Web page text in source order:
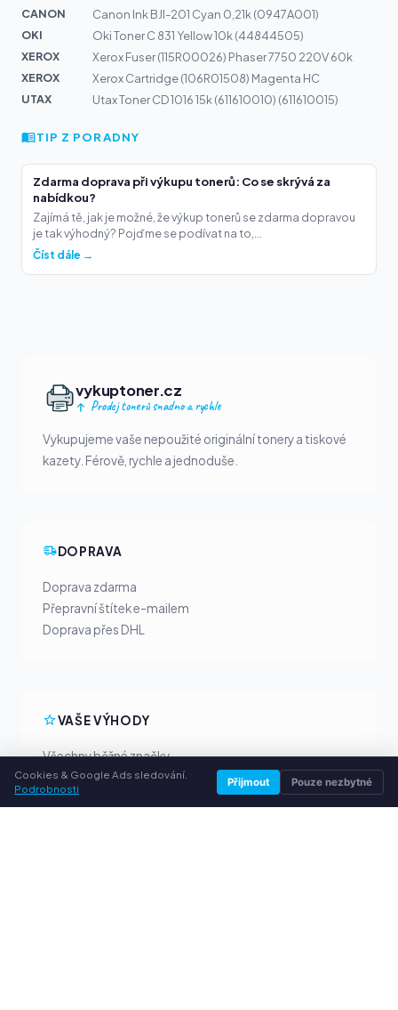
CANON
Canon Ink BJI-201 Cyan 0,21k (0947A001)
OKI
Oki Toner C 831 Yellow 10k (44844505)
XEROX
Xerox Fuser (115R00026) Phaser 7750 220V 60k
XEROX
Xerox Cartridge (106R01508) Magenta HC
UTAX
Utax Toner CD 1016 15k (611610010) (611610015)
TIP Z PORADNY
Zdarma doprava při výkupu tonerů: Co se skrývá za
nabídkou?
Zajímá tě, jak je možné, že výkup tonerů se zdarma dopravou
je tak výhodný? Pojďme se podívat na to,...
Číst dále →
vykuptoner.cz
Prodej tonerů snadno a rychle
Vykupujeme vaše nepoužité originální tonery a tiskové
kazety. Férově, rychle a jednoduše.
DOPRAVA
Doprava zdarma
Přepravní štítek e-mailem
Doprava přes DHL
VAŠE VÝHODY
Všechny běžné značky
Férové výkupní ceny
Peníze předem přes PayPal
Cookies & Google Ads sledování.
Podrobnosti
Přijmout Pouze nezbytné